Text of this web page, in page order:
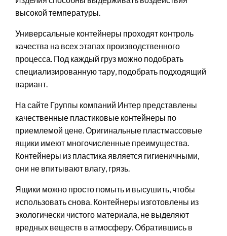
высокой температуры.
Универсальные контейнеры проходят контроль
качества на всех этапах производственного
процесса. Под каждый груз можно подобрать
специализированную тару, подобрать подходящий
вариант.
На сайте Группы компаний Интер представлены
качественные пластиковые контейнеры по
приемлемой цене. Оригинальные пластмассовые
ящики имеют многочисленные преимущества.
Контейнеры из пластика является гигиеничными,
они не впитывают влагу, грязь.
Ящики можно просто помыть и высушить, чтобы
использовать снова. Контейнеры изготовлены из
экологически чистого материала, не выделяют
вредных веществ в атмосферу. Обратившись в